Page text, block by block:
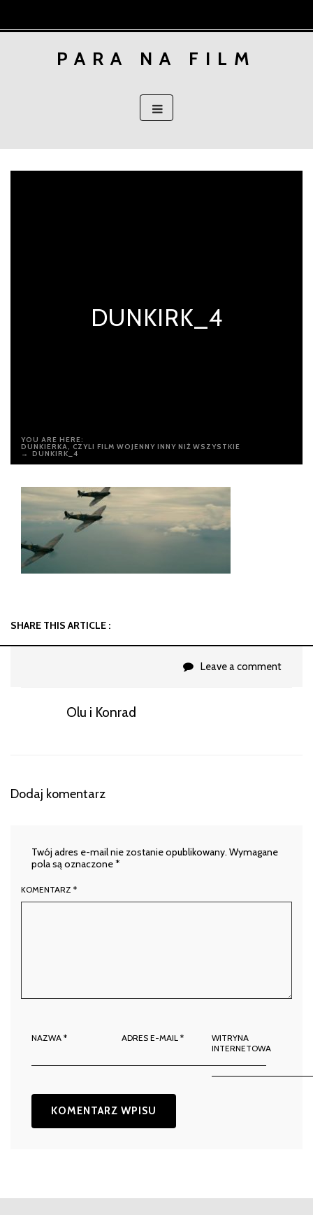
to
PARA NA FILM
YOU ARE HERE:
DUNKIERKA, CZYLI FILM WOJENNY INNY NIŻ WSZYSTKIE
→ DUNKIRK_4
DUNKIRK_4
SHARE THIS ARTICLE :
Leave a comment
Olu i Konrad
Dodaj komentarz
Twój adres e-mail nie zostanie opublikowany. Wymagane
pola są oznaczone*
KOMENTARZ *
NAZWA * ADRES E-MAIL*
WITRYNA
INTERNETOWA